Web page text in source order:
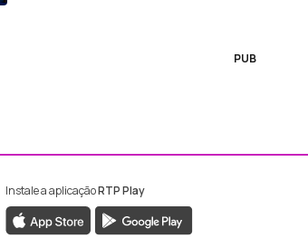
PUB
Madeira
RTP Madeira
Instale a aplicaçãoRTP Play